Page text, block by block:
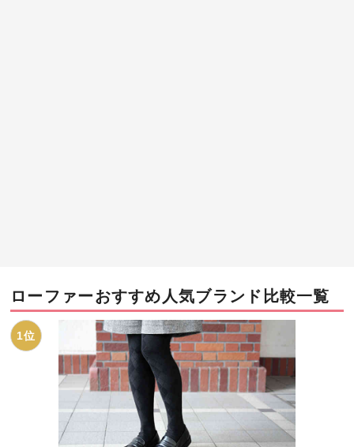
ローファーおすすめ人気ブランド比較一覧
1位